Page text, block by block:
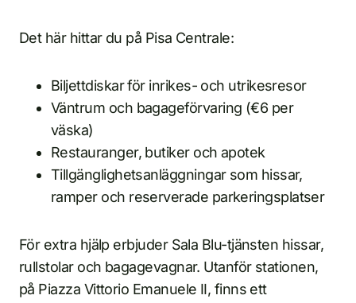
Det här hittar du på Pisa Centrale:
Biljettdiskar för inrikes- och utrikesresor
Väntrum och bagageförvaring (€6 per
väska)
Restauranger, butiker och apotek
Tillgänglighetsanläggningar som hissar,
ramper och reserverade parkeringsplatser
För extra hjälp erbjuder Sala Blu-tjänsten hissar,
rullstolar och bagagevagnar. Utanför stationen,
på Piazza Vittorio Emanuele II, finns ett